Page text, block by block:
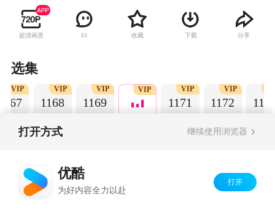
踪，并目睹了黑衣人正在进行可疑交易。不料，
却被另一名黑衣人在背后击晕，被强行灌下一种
名为APTX-4869的毒药，致使身体变小。为了在
为“江户川柯南”，并寄住在毛利兰的家中。作为
侦探，柯南实在看不下去毛利小五郎经常做的一
些“发育不良”的错误推理，便帮助毛利小五郎破
超清画质 63 收藏 下载 分享
选集
VIP
1168
VIP
1169
VIP VIP
1171
VIP
1172
VIP
打开方式 继续使用浏览器
优酷
为好内容全力以赴
打开